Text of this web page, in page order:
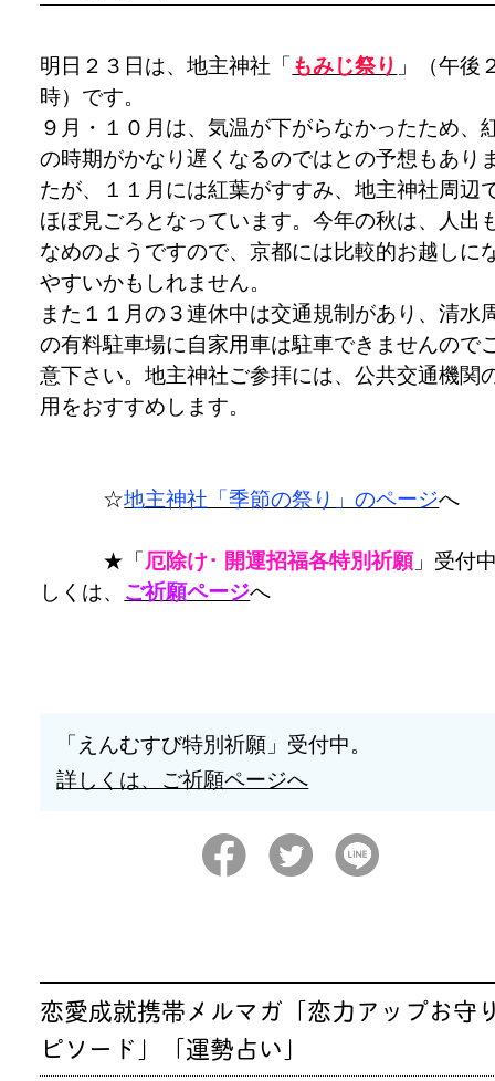
明日２３日は、地主神社「 もみじ祭り 」（午後
時）です。
９月・１０月は、気温が下がらなかったため、
の時期がかなり遅くなるのではとの予想もあり
たが、１１月には紅葉がすすみ、地主神社周辺
ほぼ見ごろとなっています。今年の秋は、人出
なめのようですので、京都には比較的お越しに
やすいかもしれません。
また１１月の３連休中は交通規制があり、清水
の有料駐車場に自家用車は駐車できませんので
意下さい。地主神社ご参拝には、公共交通機関
用をおすすめします。
☆地主神社「季節の祭り」のページへ
★「厄除け･ 開運招福各特別祈願」受付
しくは、 ご祈願ページへ
「えんむすび特別祈願」受付中。
詳しくは、ご祈願ページへ
恋愛成就携帯メルマガ「恋力アップお守
ピソード」「運勢占い」